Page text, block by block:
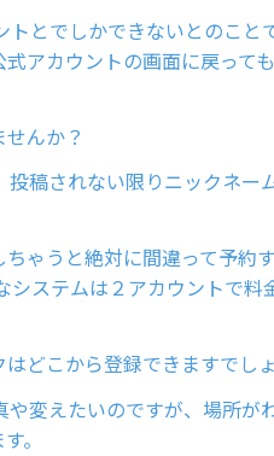
とでしかできないとのこと
アカウントの画面に戻って
んか？
稿されない限りニックネー
ゃうと絶対に間違って予約
ステムは２アカウントで料
どこから登録できますでしょ
変えたいのですが、場所が
。